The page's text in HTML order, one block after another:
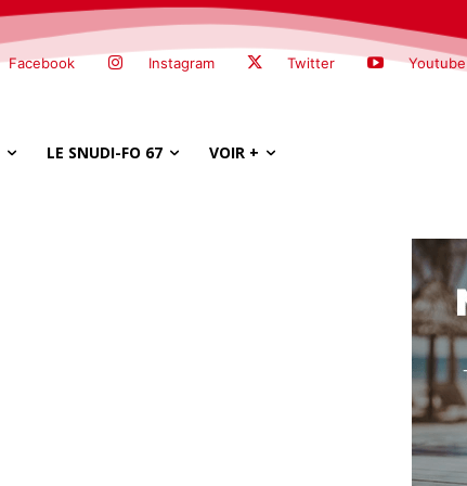
Facebook Instagram Twitter Youtube
LE SNUDI-FO 67 VOIR +